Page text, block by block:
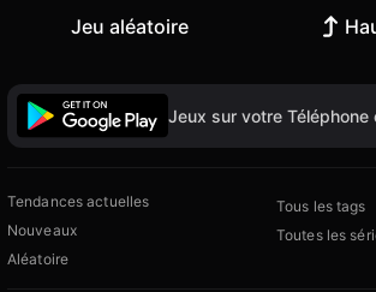
Jeu aléatoire
Jeux sur votre Téléphone
Tendances actuelles
Nouveaux
Aléatoire
Tous les tags
Toutes les